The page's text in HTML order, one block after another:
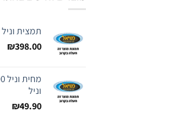
תמצית וניל 1 ליטר
₪398.00
וניל
₪49.90